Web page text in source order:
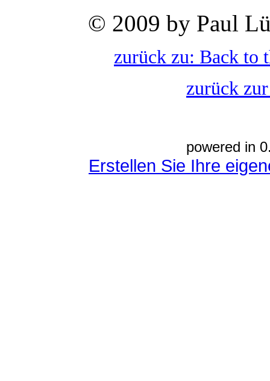
© 2009 by Paul
zurück zu: Back to
zurück
powered in
Erstellen Sie Ihre